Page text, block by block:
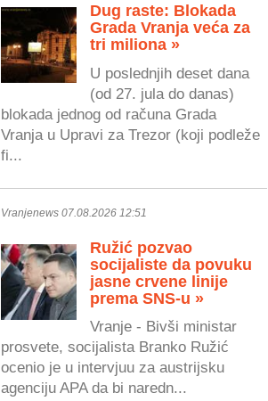
Dug raste: Blokada
Grada Vranja veća za
tri miliona »
U poslednjih deset dana
(od 27. jula do danas)
blokada jednog od računa Grada
Vranja u Upravi za Trezor (koji podleže
fi...
Vranjenews 07.08.2026 12:51
Ružić pozvao
socijaliste da povuku
jasne crvene linije
prema SNS-u »
Vranje - Bivši ministar
prosvete, socijalista Branko Ružić
ocenio je u intervjuu za austrijsku
agenciju APA da bi naredn...